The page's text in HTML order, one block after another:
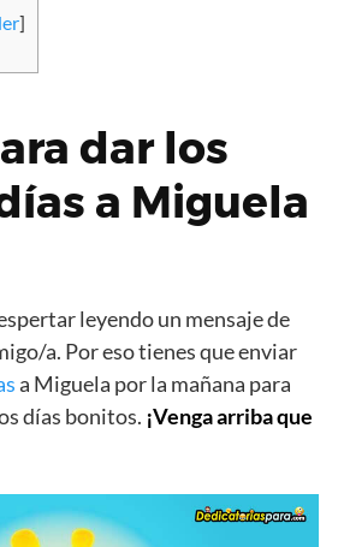
]
dar los
a Miguela
leyendo un mensaje de
a. Por eso tienes que enviar
a Miguela por la mañana para
días bonitos. ¡Venga arriba que